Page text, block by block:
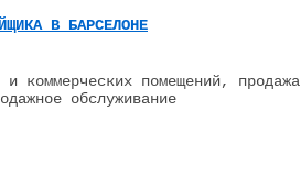
В БАРСЕЛОНЕ
коммерческих помещений, продажа
обслуживание